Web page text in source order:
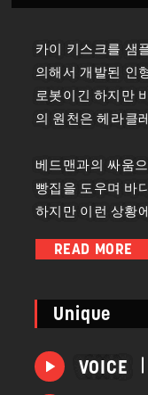
카이 키스크를 샘
의해서 개발된 인
로봇이긴 하지만
의 원천은 헤라클
베드맨과의 싸움
빵집을 도우며 바
하지만 이런 상황
바디를 되찾기에 이
습은 거의 찾아볼
그리고, 잊을 수
READ MORE
Unique
VOICE